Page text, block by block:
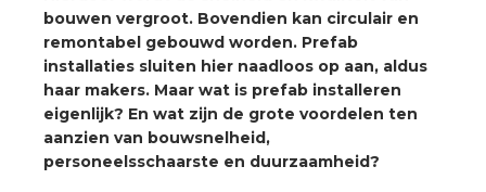
bouwen vergroot. Bovendien kan circulair en
remontabel gebouwd worden. Prefab
installaties sluiten hier naadloos op aan, aldus
haar makers. Maar wat is prefab installeren
eigenlijk? En wat zijn de grote voordelen ten
aanzien van bouwsnelheid,
personeelsschaarste en duurzaamheid?
installeren in beton
installeren in de tuinbouw
stekerbare vlakkabel